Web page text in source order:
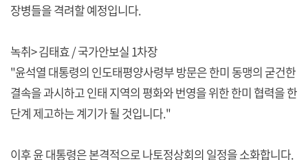
장병들을 격려할 예정입니다.
녹취> 김태효 / 국가안보실 1차장
"윤석열 대통령의 인도태평양사령부 방문은 한미 동맹의 굳건한
결속을 과시하고 인태 지역의 평화와 번영을 위한 한미 협력을 한
단계 제고하는 계기가 될 것입니다."
이후 윤 대통령은 본격적으로 나토정상회의 일정을 소화합니다.